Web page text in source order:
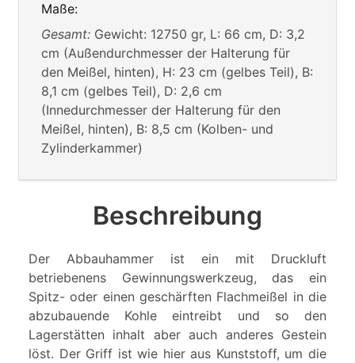
Maße:
Gesamt: Gewicht: 12750 gr, L: 66 cm, D: 3,2
cm (Außendurchmesser der Halterung für
den Meißel, hinten), H: 23 cm (gelbes Teil), B:
8,1 cm (gelbes Teil), D: 2,6 cm
(Innedurchmesser der Halterung für den
Meißel, hinten), B: 8,5 cm (Kolben- und
Zylinderkammer)
Beschreibung
Der Abbauhammer ist ein mit Druckluft
betriebenens Gewinnungswerkzeug, das ein
Spitz- oder einen geschärften Flachmeißel in die
abzubauende Kohle eintreibt und so den
Lagerstätten inhalt aber auch anderes Gestein
löst. Der Griff ist wie hier aus Kunststoff, um die